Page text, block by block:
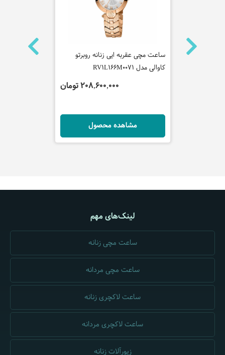
ساعت مچی
ساعت مچی عقربه ایی زنانه روبرتو
کاوالی مدل RV1L166M0071
208,600,000 تومان
مشاهده محصول
لینک‌های مهم
ساعت مچی زنانه
ساعت مچی مردانه
ساعت لاکچری زنانه
ساعت لاکچری مردانه
زیورآلات زنانه